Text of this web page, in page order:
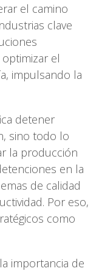
el camino
clave
el
impulsando la
detener
sino todo lo
la producción
en la
de calidad
Por eso,
como
importancia de